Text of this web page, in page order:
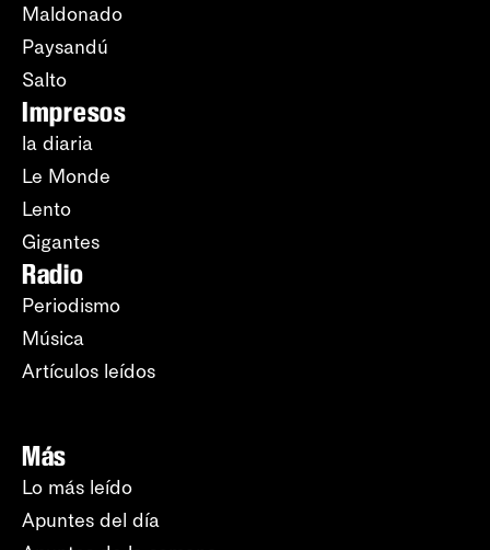
Maldonado
Paysandú
Salto
Impresos
la diaria
Le Monde
Lento
Gigantes
Radio
Periodismo
Música
Artículos leídos
Más
Lo más leído
Apuntes del día